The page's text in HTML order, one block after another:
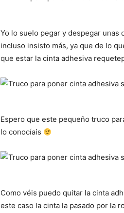
Yo lo suelo pegar y despegar unas
incluso insisto más, ya que de lo
que estar la cinta adhesiva
Espero que este pequeño truco
lo conocíais
Como véis puedo quitar la cinta
este caso la cinta la pasado por la